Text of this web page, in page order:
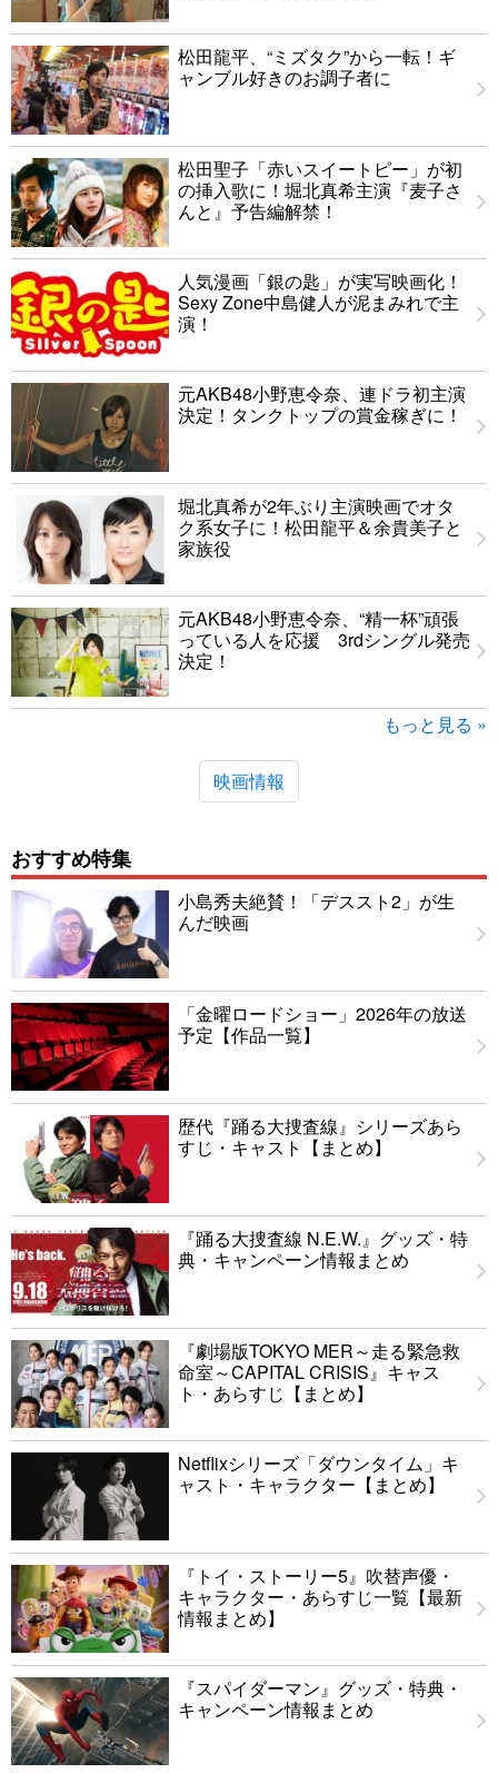
松田龍平、“ミズタク”から一転！ギ
ャンブル好きのお調子者に
松田聖子「赤いスイートピー」が初
の挿入歌に！堀北真希主演『麦子さ
んと』予告編解禁！
人気漫画「銀の匙」が実写映画化！
Sexy Zone中島健人が泥まみれで主
演！
元AKB48小野恵令奈、連ドラ初主演
決定！タンクトップの賞金稼ぎに！
堀北真希が2年ぶり主演映画でオタ
ク系女子に！松田龍平＆余貴美子と
家族役
元AKB48小野恵令奈、“精一杯”頑張
っている人を応援 3rdシングル発売
決定！
もっと見る »
映画情報
おすすめ特集
小島秀夫絶賛！「デススト2」が生
んだ映画
「金曜ロードショー」2026年の放送
予定【作品一覧】
歴代『踊る大捜査線』シリーズあら
すじ・キャスト【まとめ】
『踊る大捜査線 N.E.W.』グッズ・特
典・キャンペーン情報まとめ
『劇場版TOKYO MER～走る緊急救
命室～CAPITAL CRISIS』キャス
ト・あらすじ【まとめ】
Netflixシリーズ「ダウンタイム」キ
ャスト・キャラクター【まとめ】
『トイ・ストーリー5』吹替声優・
キャラクター・あらすじ一覧【最新
情報まとめ】
『スパイダーマン』グッズ・特典・
キャンペーン情報まとめ